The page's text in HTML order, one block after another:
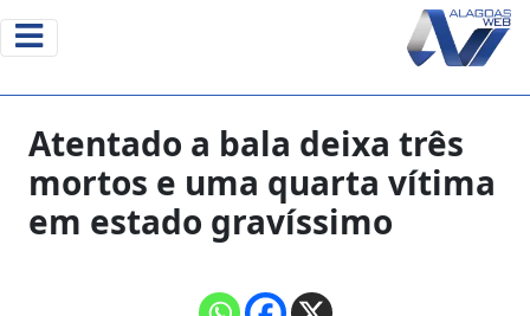
Atentado a bala deixa três
mortos e uma quarta vítima
em estado gravíssimo